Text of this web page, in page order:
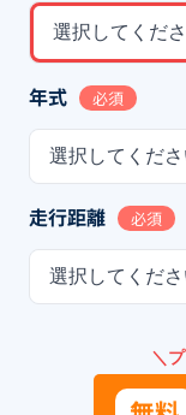
選択してくだ
年式 必須
選択してくださ
走行距離 必須
選択してくださ
＼